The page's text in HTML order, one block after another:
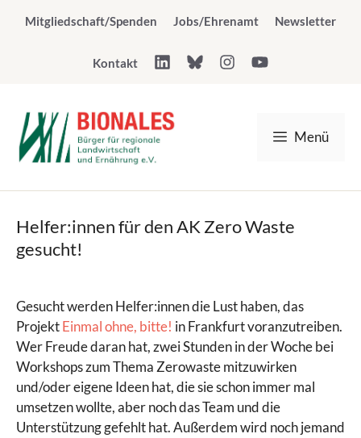
InhaltMitgliedschaft/Spenden Jobs/Ehrenamt Newsletter
Kontakt
Menü
Helfer:innen für den AK Zero Waste
gesucht!
Gesucht werden Helfer:innen die Lust haben, das
ProjektEinmal ohne, bitte! in Frankfurt voranzutreiben.
Wer Freude daran hat, zwei Stunden in der Woche bei
Workshops zum Thema Zerowaste mitzuwirken
und/oder eigene Ideen hat, die sie schon immer mal
umsetzen wollte, aber noch das Team und die
Unterstützung gefehlt hat. Außerdem wird noch jemand